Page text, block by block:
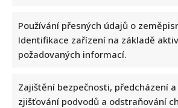
Používání přesných údajů o
Identifikace zařízení na základě
požadovaných informací.
Zajištění bezpečnosti, předcházení a
zjišťování podvodů a odstraňování